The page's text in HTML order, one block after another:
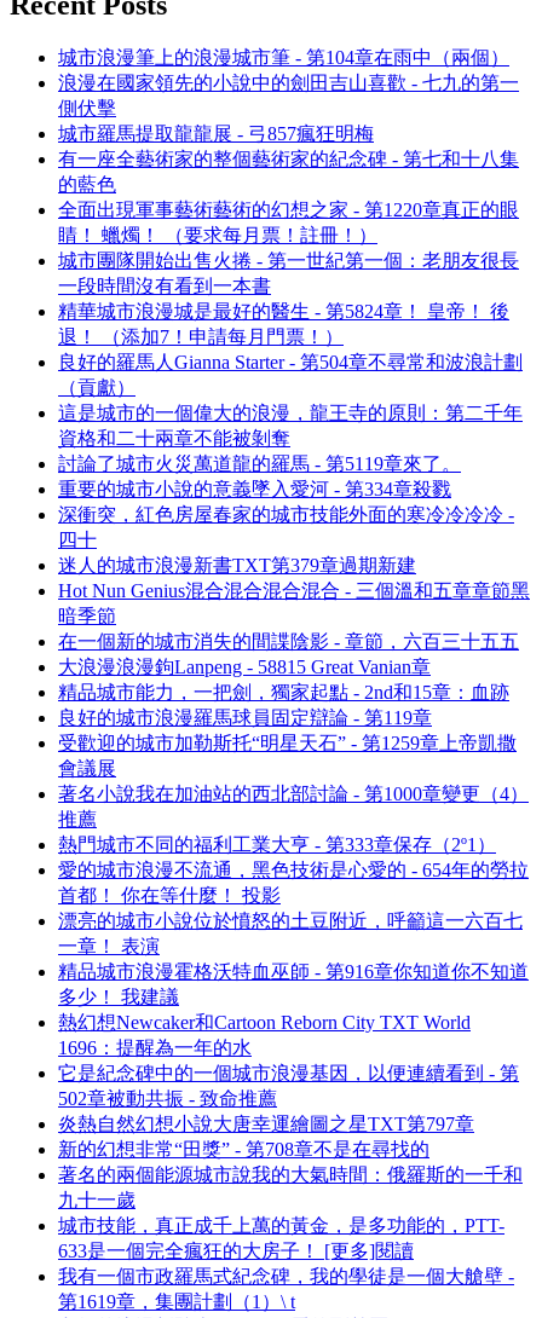
城市浪漫筆上的浪漫城市筆 - 第104章在雨中（兩個）
浪漫在國家領先的小說中的劍田吉山喜歡 - 七九的第一
側伏擊
城市羅馬提取龍龍展 - 弓857瘋狂明梅
有一座全藝術家的整個藝術家的紀念碑 - 第七和十八集
的藍色
全面出現軍事藝術藝術的幻想之家 - 第1220章真正的眼
睛！ 蠟燭！ （要求每月票！註冊！）
城市團隊開始出售火捲 - 第一世紀第一個：老朋友很長
一段時間沒有看到一本書
精華城市浪漫城是最好的醫生 - 第5824章！ 皇帝！ 後
退！ （添加7！申請每月門票！）
良好的羅馬人Gianna Starter - 第504章不尋常和波浪計劃
（貢獻）
這是城市的一個偉大的浪漫，龍王寺的原則：第二千年
資格和二十兩章不能被剝奪
討論了城市火災萬道龍的羅馬 - 第5119章來了。
重要的城市小說的意義墜入愛河 - 第334章殺戮
深衝突，紅色房屋春家的城市技能外面的寒冷冷冷冷 -
四十
迷人的城市浪漫新書TXT第379章過期新建
Hot Nun Genius混合混合混合混合 - 三個溫和五章章節黑
暗季節
在一個新的城市消失的間諜陰影 - 章節，六百三十五五
大浪漫浪漫鉤Lanpeng - 58815 Great Vanian章
精品城市能力，一把劍，獨家起點 - 2nd和15章：血跡
良好的城市浪漫羅馬球員固定辯論 - 第119章
受歡迎的城市加勒斯托“明星天石” - 第1259章上帝凱撒
會議展
著名小說我在加油站的西北部討論 - 第1000章變更（4）
推薦
熱門城市不同的福利工業大亨 - 第333章保存（2º1）
愛的城市浪漫不流通，黑色技術是心愛的 - 654年的勞拉
首都！ 你在等什麼！ 投影
漂亮的城市小說位於憤怒的土豆附近，呼籲這一六百七
一章！ 表演
精品城市浪漫霍格沃特血巫師 - 第916章你知道你不知道
多少！ 我建議
熱幻想Newcaker和Cartoon Reborn City TXT World
1696：提醒為一年的水
它是紀念碑中的一個城市浪漫基因，以便連續看到 - 第
502章被動共振 - 致命推薦
炎熱自然幻想小說大唐幸運繪圖之星TXT第797章
新的幻想非常“田獎” - 第708章不是在尋找的
著名的兩個能源城市說我的大氣時間：俄羅斯的一千和
九十一歲
城市技能，真正成千上萬的黃金，是多功能的，PTT-
633是一個完全瘋狂的大房子！ [更多]閱讀
我有一個市政羅馬式紀念碑，我的學徒是一個大艙壁 -
第1619章，集團計劃（1）\ t